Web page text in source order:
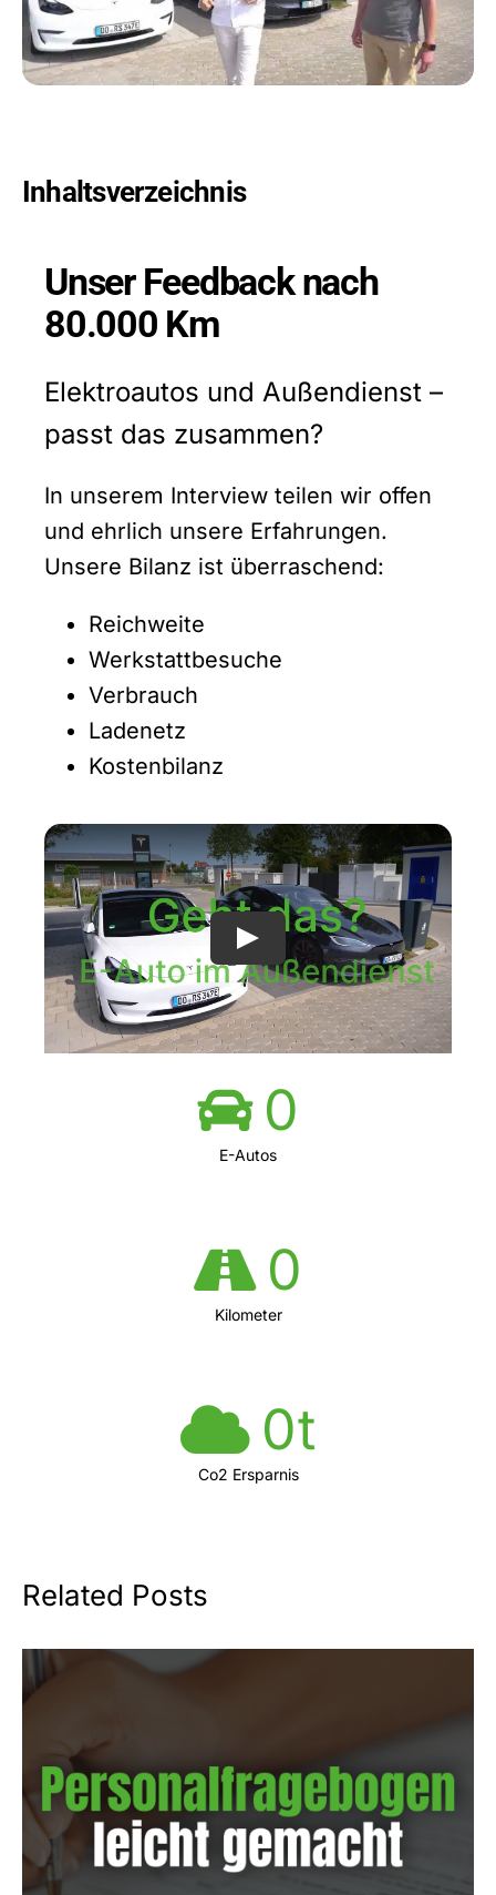
Inhaltsverzeichnis
Unser Feedback nach
80.000 Km
Elektroautos und Außendienst –
passt das zusammen?
In unserem Interview teilen wir offen
und ehrlich unsere Erfahrungen.
Unsere Bilanz ist überraschend:
Reichweite
Werkstattbesuche
Verbrauch
Ladenetz
Kostenbilanz
0
E-Autos
0
Kilometer
0t
Co2 Ersparnis
Related Posts